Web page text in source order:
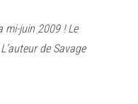
mi-juin 2009 ! Le
de Savage